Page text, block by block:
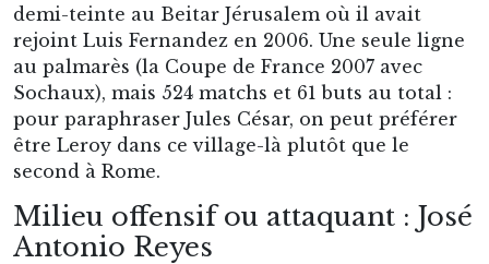
demi-teinte au Beitar Jérusalem où il avait
rejoint Luis Fernandez en 2006. Une seule ligne
au palmarès (la Coupe de France 2007 avec
Sochaux), mais 524 matchs et 61 buts au total :
pour paraphraser Jules César, on peut préférer
être Leroy dans ce village-là plutôt que le
second à Rome.
Milieu offensif ou attaquant : José
Antonio Reyes